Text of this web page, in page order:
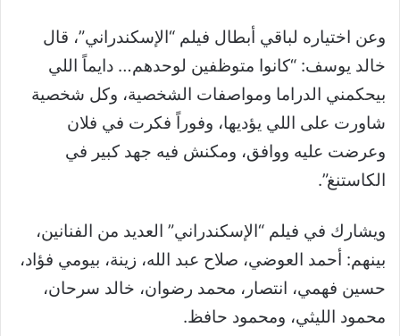
وعن اختياره لباقي أبطال فيلم “الإسكندراني”، قال
خالد يوسف: “كانوا متوظفين لوحدهم… دايماً اللي
بيحكمني الدراما ومواصفات الشخصية، وكل شخصية
شاورت على اللي يؤديها، وفوراً فكرت في فلان
وعرضت عليه ووافق، ومكنش فيه جهد كبير في
الكاستنغ”.
ويشارك في فيلم “الإسكندراني” العديد من الفنانين،
بينهم: أحمد العوضي، صلاح عبد الله، زينة، بيومي فؤاد،
حسين فهمي، انتصار، محمد رضوان، خالد سرحان،
محمود الليثي، ومحمود حافظ.